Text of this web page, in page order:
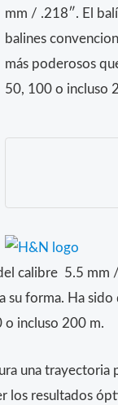
mm / .218″. El
balines
más poderosos
50, 100 o incluso
calibre 5.5 mm
forma. Ha
o incluso 200 m.
una trayectoria
resultados